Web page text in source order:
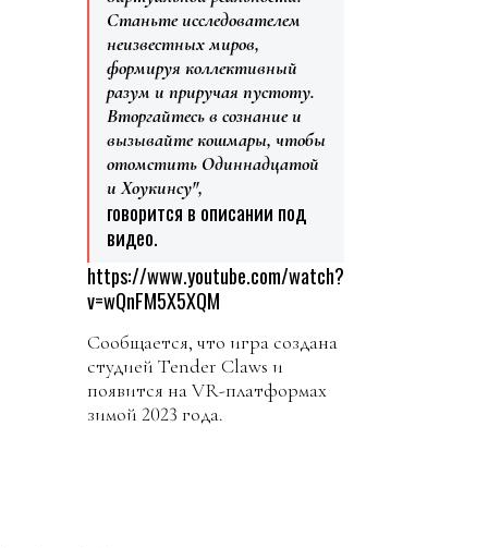
Станьте исследователем
неизвестных миров,
формируя коллективный
разум и приручая пустоту.
Вторгайтесь в сознание и
вызывайте кошмары, чтобы
отомстить Одиннадцатой
и Хоукинсу",
говорится в описании под
видео.
https://www.youtube.com/watch?
v=wQnFM5X5XQM
Сообщается, что игра создана
студией Tender Claws и
появится на VR-платформах
зимой 2023 года.